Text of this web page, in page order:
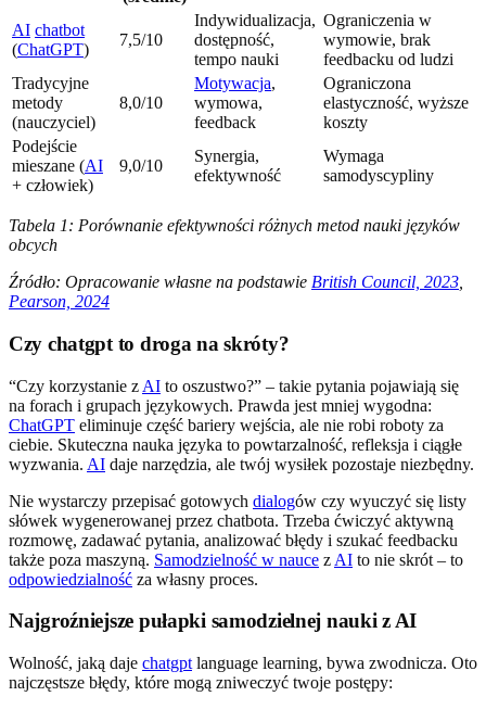
AI chatbot
(ChatGPT)
7,5/10
Indywidualizacja,
dostępność,
tempo nauki
Ograniczenia w
wymowie, brak
feedbacku od ludzi
Tradycyjne
metody
(nauczyciel)
8,0/10
Motywacja,
wymowa,
feedback
Ograniczona
elastyczność, wyższe
koszty
Podejście
mieszane (AI
+ człowiek)
9,0/10
Synergia,
efektywność
Wymaga
samodyscypliny
Tabela 1: Porównanie efektywności różnych metod nauki języków
obcych
Źródło: Opracowanie własne na podstawie British Council, 2023
Pearson, 2024
Czy chatgpt to droga na skróty?
“Czy korzystanie z AI to oszustwo?” – takie pytania pojawiają się
na forach i grupach językowych. Prawda jest mniej wygodna:
ChatGPT eliminuje część bariery wejścia, ale nie robi roboty za
ciebie. Skuteczna nauka języka to powtarzalność, refleksja i ciągłe
wyzwania. AI daje narzędzia, ale twój wysiłek pozostaje niezbędny.
Nie wystarczy przepisać gotowych dialogów czy wyuczyć się listy
słówek wygenerowanej przez chatbota. Trzeba ćwiczyć aktywną
rozmowę, zadawać pytania, analizować błędy i szukać feedbacku
także poza maszyną. Samodzielność w nauce z AI to nie skrót – to
odpowiedzialność za własny proces.
Najgroźniejsze pułapki samodzielnej nauki z AI
Wolność, jaką daje chatgpt language learning, bywa zwodnicza. Oto
najczęstsze błędy, które mogą zniweczyć twoje postępy: